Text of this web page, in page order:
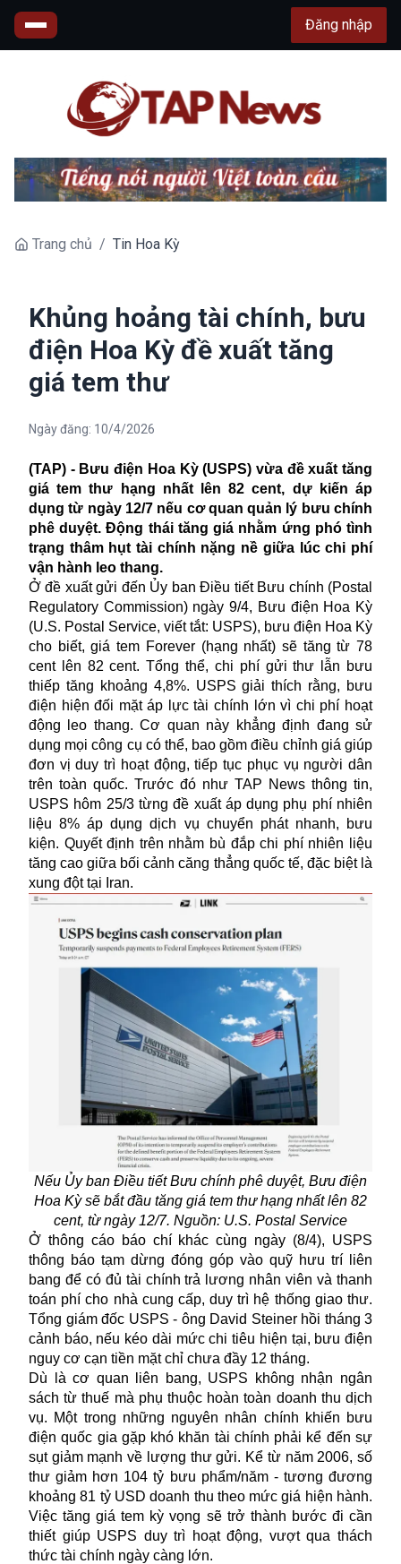
Đăng nhập
Trang chủ / Tin Hoa Kỳ
Khủng hoảng tài chính, bưu
điện Hoa Kỳ đề xuất tăng
giá tem thư
Ngày đăng: 10/4/2026
(TAP) - Bưu điện Hoa Kỳ (USPS) vừa đề xuất tăng
giá tem thư hạng nhất lên 82 cent, dự kiến áp
dụng từ ngày 12/7 nếu cơ quan quản lý bưu chính
phê duyệt. Động thái tăng giá nhằm ứng phó tình
trạng thâm hụt tài chính nặng nề giữa lúc chi phí
vận hành leo thang.
Ở đề xuất gửi đến Ủy ban Điều tiết Bưu chính (Postal
Regulatory Commission) ngày 9/4, Bưu điện Hoa Kỳ
(U.S. Postal Service, viết tắt: USPS), bưu điện Hoa Kỳ
cho biết, giá tem Forever (hạng nhất) sẽ tăng từ 78
cent lên 82 cent. Tổng thể, chi phí gửi thư lẫn bưu
thiếp tăng khoảng 4,8%. USPS giải thích rằng, bưu
điện hiện đối mặt áp lực tài chính lớn vì chi phí hoạt
động leo thang. Cơ quan này khẳng định đang sử
dụng mọi công cụ có thể, bao gồm điều chỉnh giá giúp
đơn vị duy trì hoạt động, tiếp tục phục vụ người dân
trên toàn quốc. Trước đó như TAP News thông tin,
USPS hôm 25/3 từng đề xuất áp dụng phụ phí nhiên
liệu 8% áp dụng dịch vụ chuyển phát nhanh, bưu
kiện. Quyết định trên nhằm bù đắp chi phí nhiên liệu
tăng cao giữa bối cảnh căng thẳng quốc tế, đặc biệt là
xung đột tại Iran.
Nếu Ủy ban Điều tiết Bưu chính phê duyệt, Bưu điện
Hoa Kỳ sẽ bắt đầu tăng giá tem thư hạng nhất lên 82
cent, từ ngày 12/7. Nguồn: U.S. Postal Service
Ở thông cáo báo chí khác cùng ngày (8/4), USPS
thông báo tạm dừng đóng góp vào quỹ hưu trí liên
bang để có đủ tài chính trả lương nhân viên và thanh
toán phí cho nhà cung cấp, duy trì hệ thống giao thư.
Tổng giám đốc USPS - ông David Steiner hồi tháng 3
cảnh báo, nếu kéo dài mức chi tiêu hiện tại, bưu điện
nguy cơ cạn tiền mặt chỉ chưa đầy 12 tháng.
Dù là cơ quan liên bang, USPS không nhận ngân
sách từ thuế mà phụ thuộc hoàn toàn doanh thu dịch
vụ. Một trong những nguyên nhân chính khiến bưu
điện quốc gia gặp khó khăn tài chính phải kể đến sự
sụt giảm mạnh về lượng thư gửi. Kể từ năm 2006, số
thư giảm hơn 104 tỷ bưu phẩm/năm - tương đương
khoảng 81 tỷ USD doanh thu theo mức giá hiện hành.
Việc tăng giá tem kỳ vọng sẽ trở thành bước đi cần
thiết giúp USPS duy trì hoạt động, vượt qua thách
thức tài chính ngày càng lớn.